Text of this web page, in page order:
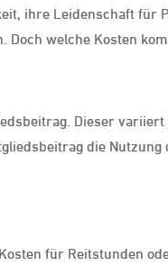
ihre Leidenschaft für
welche Kosten
Dieser
die
für Reitstunden